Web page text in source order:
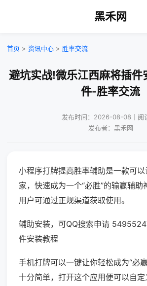
黑禾网
首页 > 资讯中心 > 胜率交流
避坑实战!微乐江西麻将插件
件-胜率交流
发布时间：2026-08-08｜阅
发布者：黑禾网
小程序打牌提高胜率辅助是一款可
家，快速成为一个“必胜”的输赢辅助
用户可通过正规渠道获取使用。
辅助安装，可QQ搜索申请
件安装教程
手机打牌可以一键让你轻松成为“必
十分简单，打开这个应用便可以自